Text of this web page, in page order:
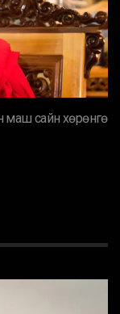
маш сайн хөрөнгө